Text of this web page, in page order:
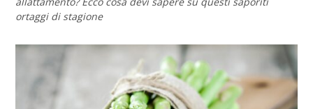
ortaggi di stagione